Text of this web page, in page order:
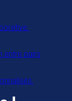
entre pairs